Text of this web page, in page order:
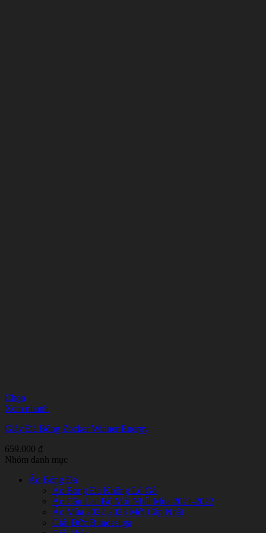
Chọn
Sản
này
nhiều
biến
Xem nhanh
Giày Đá Bóng Zocker Winner Energy
659.000 ₫
Nhóm danh mục
Áo Bóng Đá
Áo Bóng Đá Không Lô Gô
Áo Câu Lạc Bộ Mới Nhất Mùa 2021-2022
Áo Mùa 2022-2023 Mới Cập Nhật
Giải Đức Bundesliga